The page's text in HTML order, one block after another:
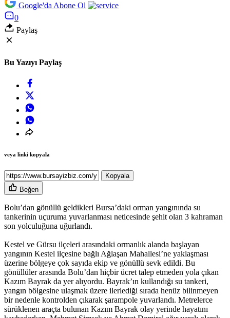
Google'da Abone Ol
0
Paylaş
Bu Yazıyı Paylaş
veya linki kopyala
Kopyala
Beğen
Bolu’dan gönüllü geldikleri Bursa’daki orman yangınında su
tankerinin uçuruma yuvarlanması neticesinde şehit olan 3 kahraman
son yolculuğuna uğurlandı.
Kestel ve Gürsu ilçeleri arasındaki ormanlık alanda başlayan
yangının Kestel ilçesine bağlı Ağlaşan Mahallesi’ne yaklaşması
üzerine bölgeye çok sayıda ekip ve gönüllü sevk edildi. Bu
gönüllüler arasında Bolu’dan hiçbir ücret talep etmeden yola çıkan
Kazım Bayrak da yer alıyordu. Bayrak’ın kullandığı su tankeri,
yangın bölgesine ulaşmak üzere ilerlediği sırada henüz bilinmeyen
bir nedenle kontrolden çıkarak şarampole yuvarlandı. Metrelerce
sürüklenen araçta bulunan Kazım Bayrak olay yerinde hayatını